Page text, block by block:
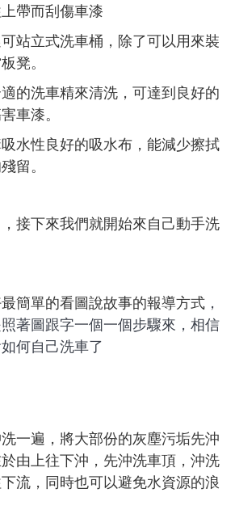
帶而刮傷車漆
可站立式洗車桶，除了可以用來裝
凳。
的洗車精來清洗，可達到良好的
車漆。
吸水性良好的吸水布，能減少擦拭
留。
接下來我們就開始來自己動手洗
簡單的看圖說故事的報導方式 ，
著圖跟字一個一個步驟來，相信
何自己洗車了
一遍，將大部份的灰塵污垢先沖
由上往下沖，先沖洗車頂，沖洗
流，同時也可以避免水資源的浪